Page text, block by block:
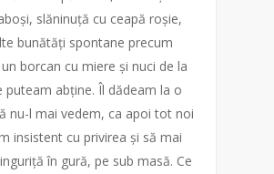
slăninuță cu ceapă roșie,
bunătăți spontane precum
borcan cu miere și nuci de la
puteam abține. Îl dădeam la o
nu-l mai vedem, ca apoi tot noi
insistent cu privirea și să mai
în gură, pe sub masă. Ce